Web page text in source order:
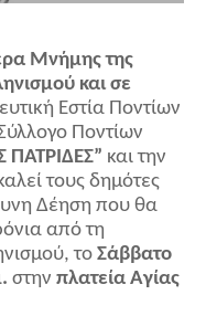
Μνήμης της
και σε
Εστία Ποντίων
Ποντίων
ΠΑΤΡΙΔΕΣ” και την
τους δημότες
Δέηση που θα
από τη
το Σάββατο
στην πλατεία Αγίας